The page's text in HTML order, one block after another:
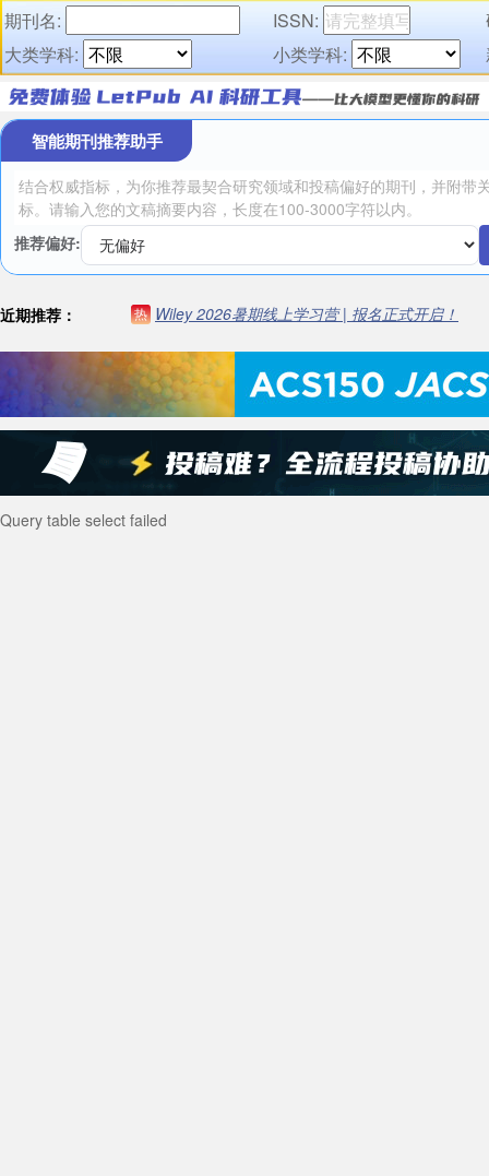
期刊名: ISSN:
大类学科:
小类学科:
智能期刊推荐助手
推荐偏好:
近期推荐： 热 Wiley 2026暑期线上学习营 | 报名正式开启！
Query table select failed